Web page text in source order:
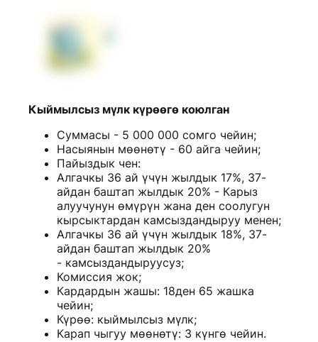
Кыймылсыз мүлк күрөөгө коюлган
Суммасы - 5 000 000 сомго чейин;
Насыянын мөөнөтү - 60 айга чейин;
Пайыздык чен:
Алгачкы 36 ай үчүн жылдык 17%, 37-
айдан баштап жылдык 20% - Карыз
алуучунун өмүрүн жана ден соолугун
кырсыктардан камсыздандыруу менен;
Алгачкы 36 ай үчүн жылдык 18%, 37-
айдан баштап жылдык 20%
- камсыздандыруусуз;
Комиссия жок;
Кардардын жашы: 18ден 65 жашка
чейин;
Күрөө: кыймылсыз мүлк;
Карап чыгуу мөөнөтү: 3 күнгө чейин.